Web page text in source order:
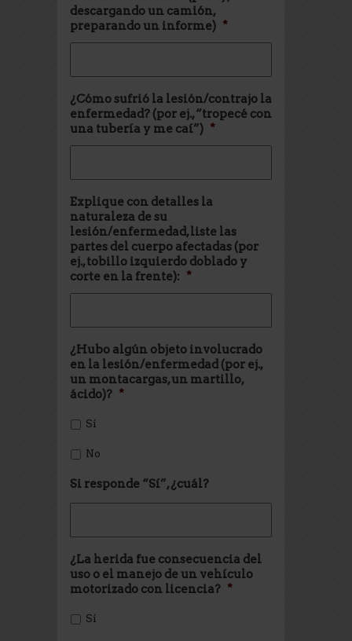
descargando un camión,
preparando un informe) *
¿Cómo sufrió la lesión/contrajo la
enfermedad? (por ej., “tropecé con
una tubería y me caí”) *
Explique con detalles la
naturaleza de su
lesión/enfermedad, liste las
partes del cuerpo afectadas (por
ej., tobillo izquierdo doblado y
corte en la frente): *
¿Hubo algún objeto involucrado
en la lesión/enfermedad (por ej.,
un montacargas, un martillo,
ácido)? *
Sí
No
Si responde “Sí”, ¿cuál?
¿La herida fue consecuencia del
uso o el manejo de un vehículo
motorizado con licencia? *
Sí